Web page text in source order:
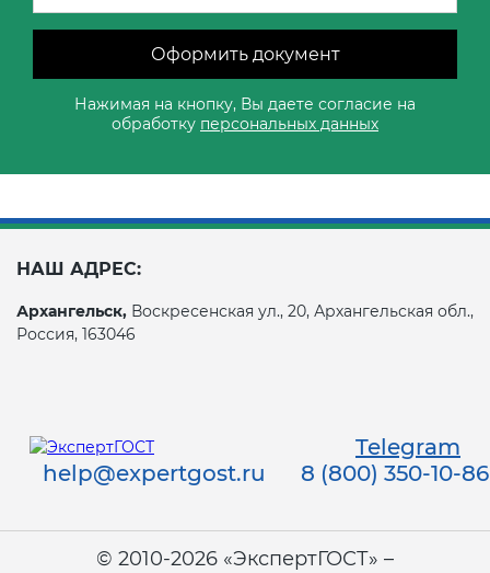
Оформить документ
Нажимая на кнопку, Вы даете согласие на
обработку персональных данных
НАШ АДРЕС:
Архангельск, Воскресенская ул., 20, Архангельская обл.,
Россия, 163046
Telegram
help@expertgost.ru
8 (800) 350-10-86
© 2010-2026 «ЭкспертГОСТ» –